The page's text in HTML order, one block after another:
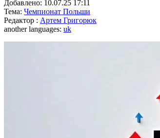
Добавлено: 10.07.25 17:11
Тема: Чемпионат Польши
Редактор : Артем Григорюк
another languages: uk